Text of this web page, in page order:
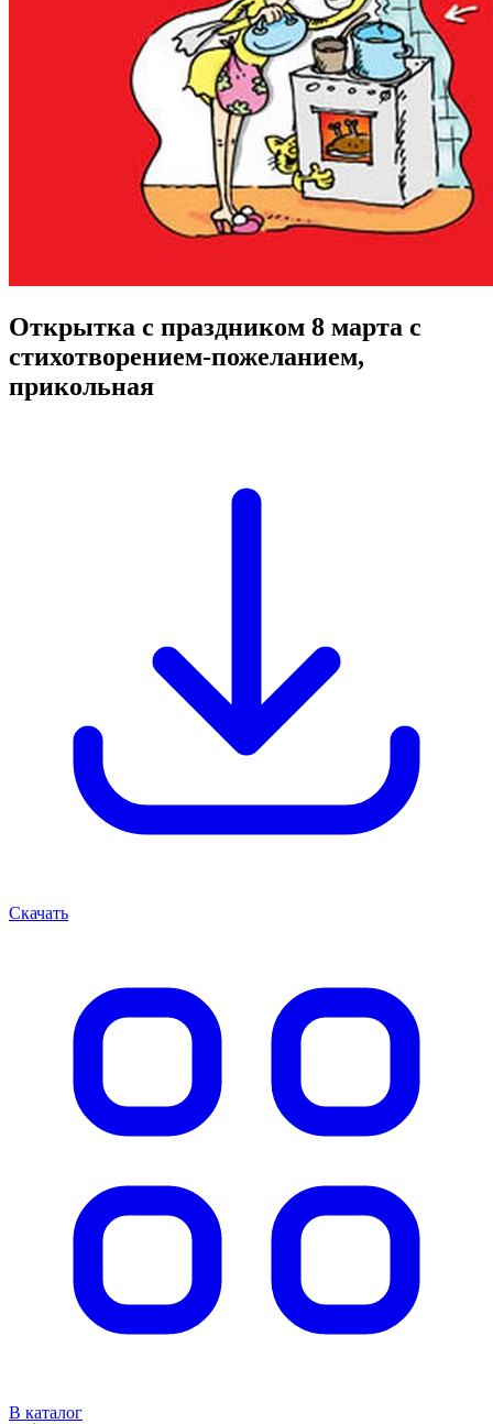
Открытка с праздником 8 марта с
стихотворением-пожеланием,
прикольная
Скачать
В каталог